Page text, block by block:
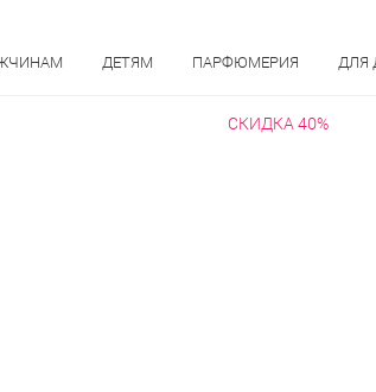
ДЕТЯМ ПАРФЮМЕРИЯ ДЛЯ
СКИДКА 40%